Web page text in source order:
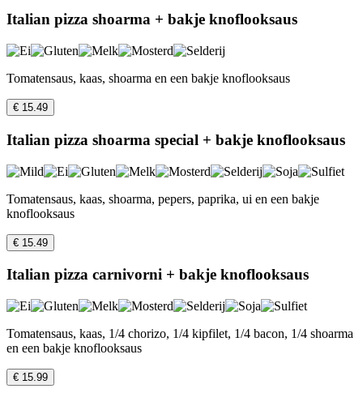
Italian pizza shoarma + bakje knoflooksaus
Tomatensaus, kaas, shoarma en een bakje knoflooksaus
€ 15.49
Italian pizza shoarma special + bakje knoflooksaus
Tomatensaus, kaas, shoarma, pepers, paprika, ui en een bakje
knoflooksaus
€ 15.49
Italian pizza carnivorni + bakje knoflooksaus
Tomatensaus, kaas, 1/4 chorizo, 1/4 kipfilet, 1/4 bacon, 1/4 shoarma
en een bakje knoflooksaus
€ 15.99